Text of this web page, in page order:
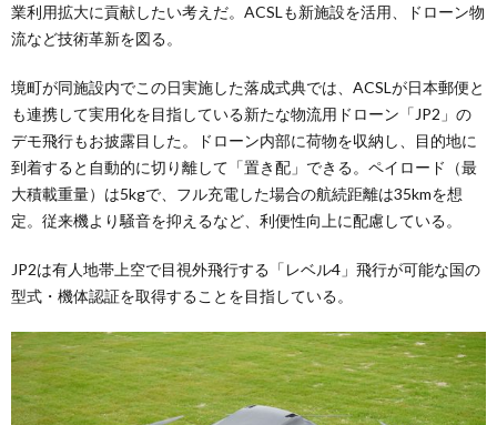
業利用拡大に貢献したい考えだ。ACSLも新施設を活用、ドローン物
流など技術革新を図る。
境町が同施設内でこの日実施した落成式典では、ACSLが日本郵便と
も連携して実用化を目指している新たな物流用ドローン「JP2」の
デモ飛行もお披露目した。ドローン内部に荷物を収納し、目的地に
到着すると自動的に切り離して「置き配」できる。ペイロード（最
大積載重量）は5kgで、フル充電した場合の航続距離は35kmを想
定。従来機より騒音を抑えるなど、利便性向上に配慮している。
JP2は有人地帯上空で目視外飛行する「レベル4」飛行が可能な国の
型式・機体認証を取得することを目指している。